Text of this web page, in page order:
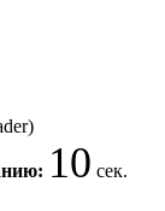
10 сек.